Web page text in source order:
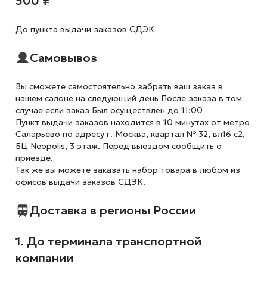
До пункта выдачи заказов СДЭК
Самовывоз
Вы сможете самостоятельно забрать ваш заказ в
нашем салоне на следующий день После заказа в том
случае если заказ Был осуществлён до 11:00
Пункт выдачи заказов находится в 10 минутах от метро
Саларьево по адресу г. Москва, квартал № 32, вл16 с2,
БЦ Neopolis, 3 этаж. Перед выездом сообщить о
приезде.
Так же вы можете заказать набор товара в любом из
офисов выдачи заказов СДЭК.
Доставка в регионы России
1. До терминала транспортной
компании